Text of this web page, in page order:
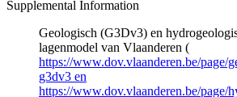
Supplemental Information
Geologisch (G3Dv3) en
lagenmodel van Vlaanderen (
https://www.dov.vlaanderen.be/page/
g3dv3 en
https://www.dov.vlaanderen.be/page/